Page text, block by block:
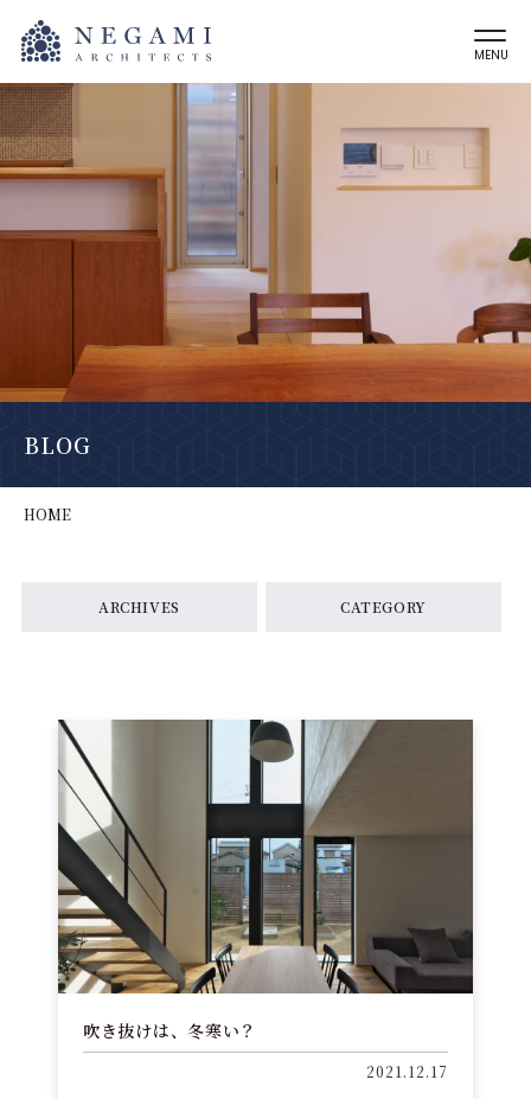
MENU
BLOG
HOME
ARCHIVES CATEGORY
吹き抜けは、冬寒い？
2021.12.17